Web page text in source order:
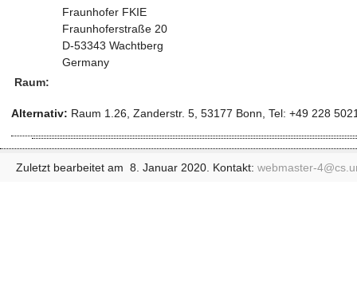
Fraunhofer FKIE
Fraunhoferstraße 20
D-53343 Wachtberg
Germany
Raum:
Alternativ: Raum 1.26, Zanderstr. 5, 53177 Bonn, Tel: +49 228
Zuletzt bearbeitet am 8. Januar 2020. Kontakt: webmaster-4@